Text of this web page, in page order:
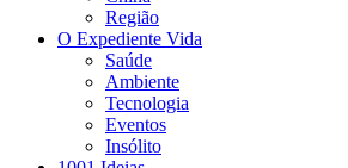
Região
O Expediente Vida
Saúde
Ambiente
Tecnologia
Eventos
Insólito